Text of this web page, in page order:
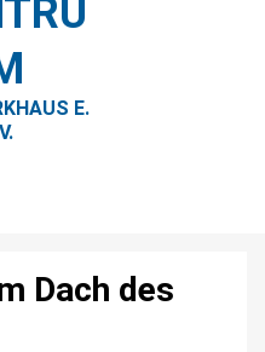
E.
V.
Dach des